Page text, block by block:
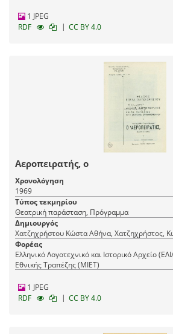
1 JPEG
RDF
| CC BY 4.0
Αεροπειρατής, ο
Χρονολόγηση
1969
Τύπος τεκμηρίου
Θεατρική παράσταση, Πρόγραμμα
Δημιουργός
Χατζηχρήστου Κώστα Αθήνα,
Φορέας
Ελληνικό Λογοτεχνικό και Ιστορικό Αρχείο
Εθνικής Τραπέζης (ΜΙΕΤ)
1 JPEG
RDF
| CC BY 4.0